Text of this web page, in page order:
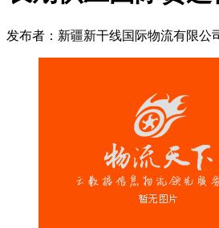
发布者：新疆新干线国际物流有限公